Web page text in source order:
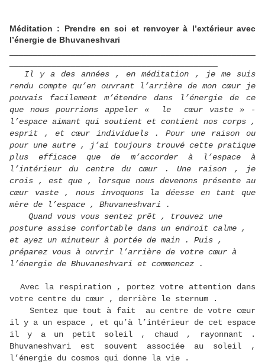
Méditation : Prendre en soi et renvoyer à l’extérieur avec
l’énergie de Bhuvaneshvari
Il y a des années , en méditation , je me suis
rendu compte qu’en ouvrant l’arrière de mon cœur je
pouvais facilement m’étendre dans l’énergie de ce
que nous pourrions appeler « le cœur vaste » -
l’espace aimant qui soutient et contient nos corps ,
esprit , et cœur individuels . Pour une raison ou
pour une autre , j’ai toujours trouvé cette pratique
plus efficace que de m’accorder à l’espace à
l’intérieur du centre du cœur . Une raison , je
crois , est que , lorsque nous devenons présente au
cœur vaste , nous invoquons la déesse en tant que
mère de l’espace , Bhuvaneshvari .
Quand vous vous sentez prêt , trouvez une
posture assise confortable dans un endroit calme ,
et ayez un minuteur à portée de main . Puis ,
préparez vous à ouvrir l’arrière de votre cœur à
l’énergie de Bhuvaneshvari et commencez .
Avec la respiration , portez votre attention dans
votre centre du cœur , derrière le sternum .
Sentez que tout à fait au centre de votre cœur
il y a un espace , et qu’à l’intérieur de cet espace
il y a un petit soleil , chaud , rayonnant .
Bhuvaneshvari est souvent associée au soleil ,
l’énergie du cosmos qui donne la vie .